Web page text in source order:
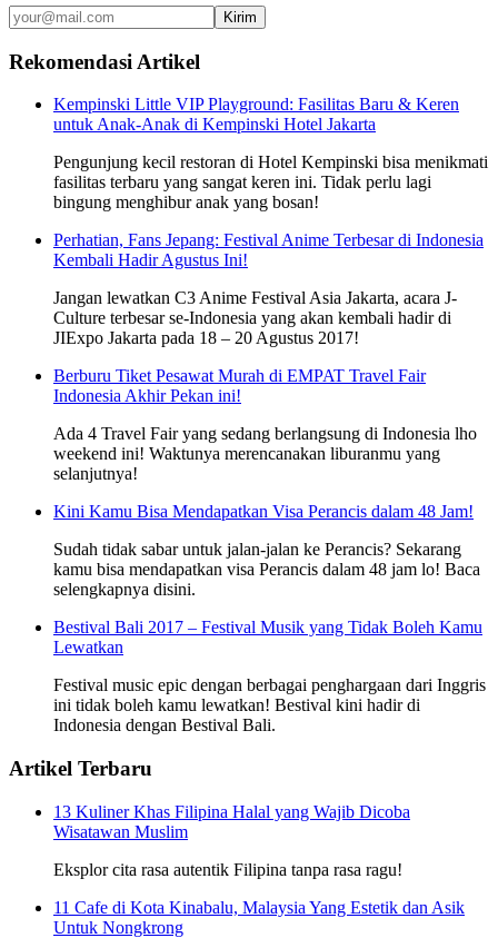
Kirim
Rekomendasi Artikel
Kempinski Little VIP Playground: Fasilitas Baru & Keren
untuk Anak-Anak di Kempinski Hotel Jakarta
Pengunjung kecil restoran di Hotel Kempinski bisa menikmati
fasilitas terbaru yang sangat keren ini. Tidak perlu lagi
bingung menghibur anak yang bosan!
Perhatian, Fans Jepang: Festival Anime Terbesar di Indonesia
Kembali Hadir Agustus Ini!
Jangan lewatkan C3 Anime Festival Asia Jakarta, acara J-
Culture terbesar se-Indonesia yang akan kembali hadir di
JIExpo Jakarta pada 18 – 20 Agustus 2017!
Berburu Tiket Pesawat Murah di EMPAT Travel Fair
Indonesia Akhir Pekan ini!
Ada 4 Travel Fair yang sedang berlangsung di Indonesia lho
weekend ini! Waktunya merencanakan liburanmu yang
selanjutnya!
Kini Kamu Bisa Mendapatkan Visa Perancis dalam 48 Jam!
Sudah tidak sabar untuk jalan-jalan ke Perancis? Sekarang
kamu bisa mendapatkan visa Perancis dalam 48 jam lo! Baca
selengkapnya disini.
Bestival Bali 2017 – Festival Musik yang Tidak Boleh Kamu
Lewatkan
Festival music epic dengan berbagai penghargaan dari Inggris
ini tidak boleh kamu lewatkan! Bestival kini hadir di
Indonesia dengan Bestival Bali.
Artikel Terbaru
13 Kuliner Khas Filipina Halal yang Wajib Dicoba
Wisatawan Muslim
Eksplor cita rasa autentik Filipina tanpa rasa ragu!
11 Cafe di Kota Kinabalu, Malaysia Yang Estetik dan Asik
Untuk Nongkrong